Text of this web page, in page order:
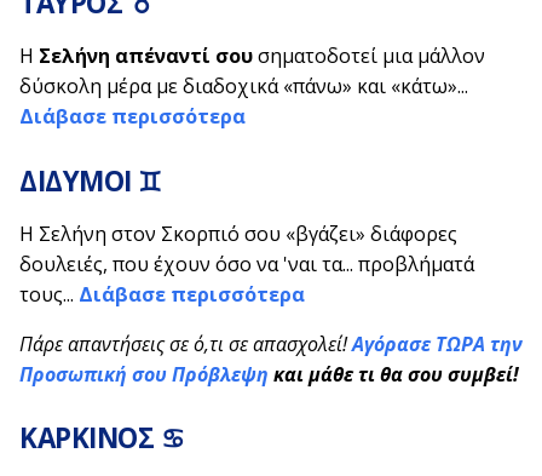
Η Σελήνη απέναντί σουσηματοδοτεί μια μάλλον
δύσκολη μέρα με διαδοχικά «πάνω» και «κάτω»...
Διάβασε περισσότερα
ΔΙΔΥΜΟΙ ♊
Η Σελήνη στον Σκορπιό σου «βγάζει» διάφορες
δουλειές, που έχουν όσο να 'ναι τα... προβλήματά
τους... Διάβασε περισσότερα
Πάρε απαντήσεις σε ό,τι σε απασχολεί!Αγόρασε ΤΩΡΑ την
Προσωπική σου Πρόβλεψη και μάθε τι θα σου συμβεί!
ΚΑΡΚΙΝΟΣ ♋